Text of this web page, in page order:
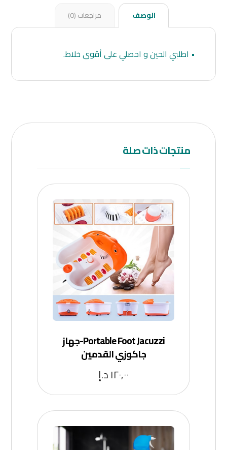
الوصف مراجعات (0)
• اطلبي الحين و احصلي على أقوى خلاط.
منتجات ذات صلة
Portable Foot Jacuzzi-جهاز
جاكوزي القدمين
١٢٠,٠٠د.إ